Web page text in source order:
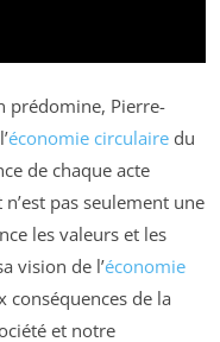
prédomine, Pierre-
économie circulaire du
de chaque acte
pas seulement une
les valeurs et les
vision de l’économie
conséquences de la
et notre